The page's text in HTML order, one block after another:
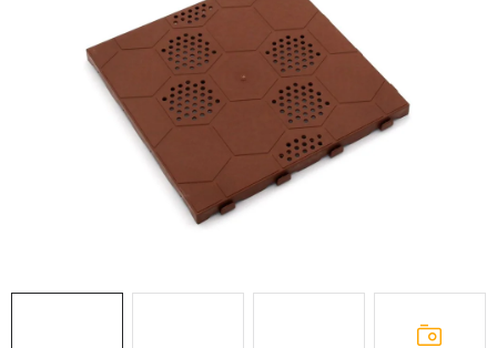
Reklamationen und Rücksendungen
Richtlinien zur Verwendung von Cookies
Datenschutzerklärung
Allgemeinen Geschäftsbedingungen
Sitemap von Milpe.sk